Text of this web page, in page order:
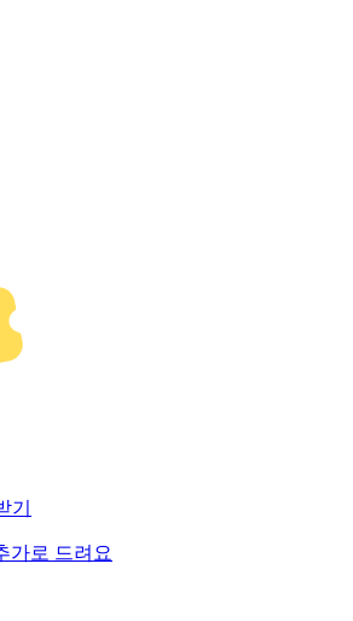
기
가로 드려요